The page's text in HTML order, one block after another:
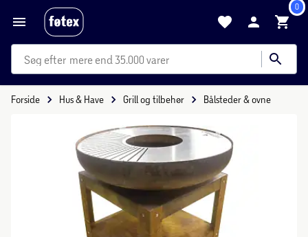
0
mere end 35.000 varer
Forside Hus & Have Grill og tilbehør Bålsteder & ovne